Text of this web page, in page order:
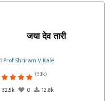
जया देव तारी
Prof Shriram V Kale
(3.1k)
32.5k
0 12.8k